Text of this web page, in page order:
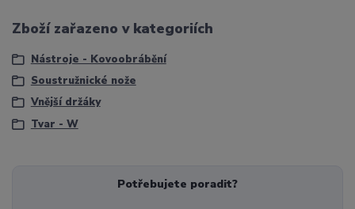
Zboží zařazeno v kategoriích
Nástroje - Kovoobrábění
Soustružnické nože
Vnější držáky
Tvar - W
Potřebujete poradit?